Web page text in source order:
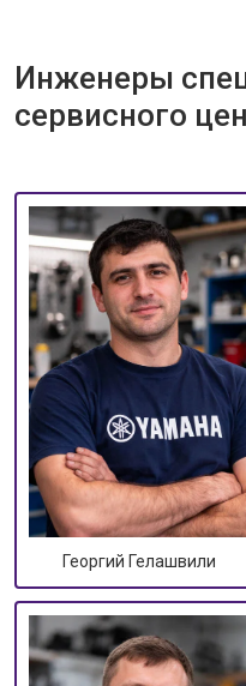
Инженеры
сервисного
Георгий Гелашвили